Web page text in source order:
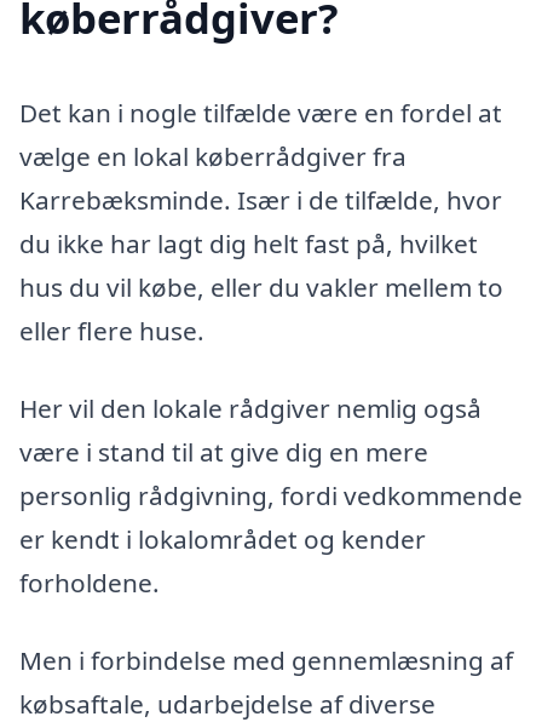
køberrådgiver?
Det kan i nogle tilfælde være en fordel at
vælge en lokal køberrådgiver fra
Karrebæksminde. Især i de tilfælde, hvor
du ikke har lagt dig helt fast på, hvilket
hus du vil købe, eller du vakler mellem to
eller flere huse.
Her vil den lokale rådgiver nemlig også
være i stand til at give dig en mere
personlig rådgivning, fordi vedkommende
er kendt i lokalområdet og kender
forholdene.
Men i forbindelse med gennemlæsning af
købsaftale, udarbejdelse af diverse